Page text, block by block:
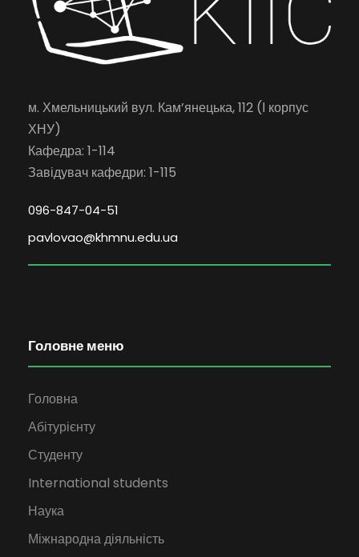
м. Хмельницький вул. Кам’янецька, 112 (І корпус
ХНУ)
Кафедра: 1-114
Завідувач кафедри: 1-115
096-847-04-51
pavlovao@khmnu.edu.ua
Головне меню
Головна
Абітурієнту
Студенту
International students
Наука
Міжнародна діяльність